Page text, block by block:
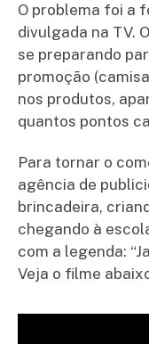
O problema foi a
divulgada na TV.
se preparando
promoção
nos produtos,
quantos pontos
Para tornar o
agência de
brincadeira,
chegando à
com a legenda:
Veja o filme